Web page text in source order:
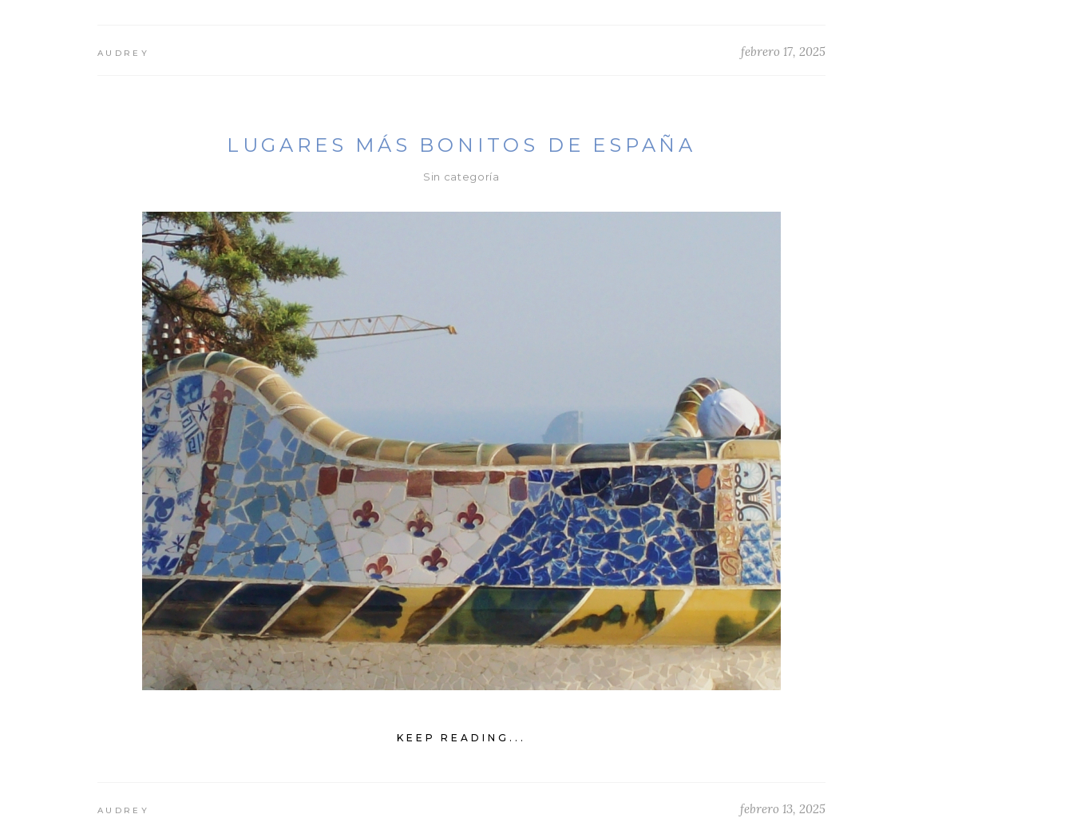
AUDREY febrero 17, 2025
LUGARES MÁS BONITOS DE ESPAÑA
Sin categoría
KEEP READING...
AUDREY febrero 13, 2025